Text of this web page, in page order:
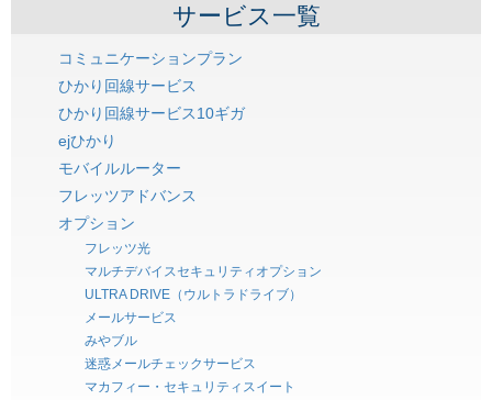
サービス一覧
コミュニケーションプラン
ひかり回線サービス
ひかり回線サービス10ギガ
ejひかり
モバイルルーター
フレッツアドバンス
オプション
フレッツ光
マルチデバイスセキュリティオプション
ULTRA DRIVE（ウルトラドライブ）
メールサービス
みやブル
迷惑メールチェックサービス
マカフィー・セキュリティスイート